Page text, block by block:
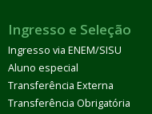
Ingresso e Seleção
Ingresso via ENEM/SISU
Aluno especial
Transferência Externa
Transferência Obrigatória